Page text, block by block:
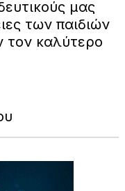
μας
των παιδιών
τον καλύτερο